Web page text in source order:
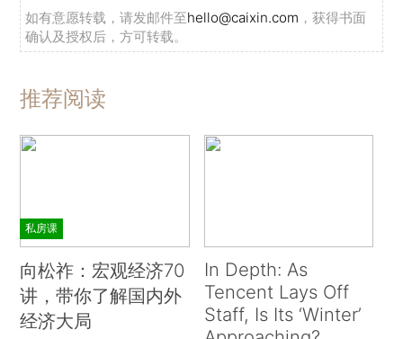
如有意愿转载，请发邮件至hello@caixin.com ，获得书面
确认及授权后，方可转载。
推荐阅读
私房课
向松祚：宏观经济70
讲，带你了解国内外
经济大局
In Depth: As
Tencent Lays Off
Staff, Is Its ‘Winter’